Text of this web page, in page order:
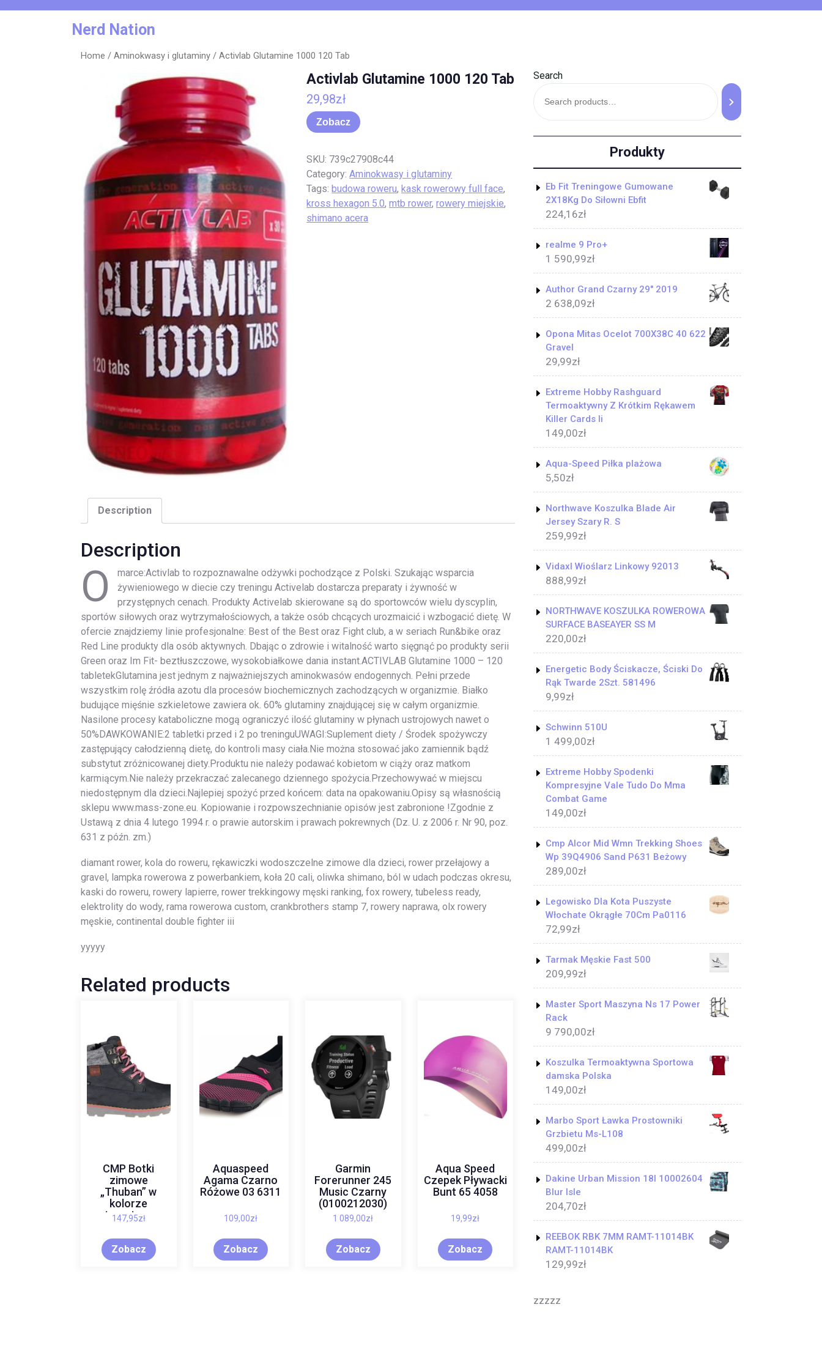
Nerd Nation
Home / Aminokwasy i glutaminy / Activlab Glutamine 1000 120 Tab
Activlab Glutamine 1000 120 Tab
29,98zł
Zobacz
SKU: 739c27908c44
Category:Aminokwasy i glutaminy
Tags: budowa roweru, kask rowerowy full face,
kross hexagon 5.0,mtb rower,rowery miejskie,
shimano acera
Description
Description
O
marce:Activlab to rozpoznawalne odżywki pochodzące z Polski. Szukając wsparcia
żywieniowego w diecie czy treningu Activelab dostarcza preparaty i żywność w
przystępnych cenach. Produkty Activelab skierowane są do sportowców wielu dyscyplin,
sportów siłowych oraz wytrzymałościowych, a także osób chcących urozmaicić i wzbogacić dietę. W
ofercie znajdziemy linie profesjonalne: Best of the Best oraz Fight club, a w seriach Run&bike oraz
Red Line produkty dla osób aktywnych. Dbając o zdrowie i witalność warto sięgnąć po produkty serii
Green oraz Im Fit- beztłuszczowe, wysokobiałkowe dania instant.ACTIVLAB Glutamine 1000 – 120
tabletekGlutamina jest jednym z najważniejszych aminokwasów endogennych. Pełni przede
wszystkim rolę źródła azotu dla procesów biochemicznych zachodzących w organizmie. Białko
budujące mięśnie szkieletowe zawiera ok. 60% glutaminy znajdującej się w całym organizmie.
Nasilone procesy kataboliczne mogą ograniczyć ilość glutaminy w płynach ustrojowych nawet o
50%DAWKOWANIE:2 tabletki przed i 2 po treninguUWAGI:Suplement diety / Środek spożywczy
zastępujący całodzienną dietę, do kontroli masy ciała.Nie można stosować jako zamiennik bądź
substytut zróżnicowanej diety.Produktu nie należy podawać kobietom w ciąży oraz matkom
karmiącym.Nie należy przekraczać zalecanego dziennego spożycia.Przechowywać w miejscu
niedostępnym dla dzieci.Najlepiej spożyć przed końcem: data na opakowaniu.Opisy są własnością
sklepu www.mass-zone.eu. Kopiowanie i rozpowszechnianie opisów jest zabronione !Zgodnie z
Ustawą z dnia 4 lutego 1994 r. o prawie autorskim i prawach pokrewnych (Dz. U. z 2006 r. Nr 90, poz.
631 z późn. zm.)
diamant rower, kola do roweru, rękawiczki wodoszczelne zimowe dla dzieci, rower przełajowy a
gravel, lampka rowerowa z powerbankiem, koła 20 cali, oliwka shimano, ból w udach podczas okresu,
kaski do roweru, rowery lapierre, rower trekkingowy męski ranking, fox rowery, tubeless ready,
elektrolity do wody, rama rowerowa custom, crankbrothers stamp 7, rowery naprawa, olx rowery
męskie, continental double fighter iii
yyyyy
Related products
CMP Botki
zimowe
„Thuban” w
kolorze
antracytowym
147,95zł
Zobacz
Aquaspeed
Agama Czarno
Różowe 03 6311
109,00zł
Zobacz
Garmin
Forerunner 245
Music Czarny
(0100212030)
1 089,00zł
Zobacz
Aqua Speed
Czepek Pływacki
Bunt 65 4058
19,99zł
Zobacz
Search
Produkty
Eb Fit Treningowe Gumowane
2X18Kg Do Siłowni Ebfit
224,16zł
realme 9 Pro+
1 590,99zł
Author Grand Czarny 29" 2019
2 638,09zł
Opona Mitas Ocelot 700X38C 40 622
Gravel
29,99zł
Extreme Hobby Rashguard
Termoaktywny Z Krótkim Rękawem
Killer Cards Ii
149,00zł
Aqua-Speed Piłka plażowa
5,50zł
Northwave Koszulka Blade Air
Jersey Szary R. S
259,99zł
Vidaxl Wioślarz Linkowy 92013
888,99zł
NORTHWAVE KOSZULKA ROWEROWA
SURFACE BASEAYER SS M
220,00zł
Energetic Body Ściskacze, Ściski Do
Rąk Twarde 2Szt. 581496
9,99zł
Schwinn 510U
1 499,00zł
Extreme Hobby Spodenki
Kompresyjne Vale Tudo Do Mma
Combat Game
149,00zł
Cmp Alcor Mid Wmn Trekking Shoes
Wp 39Q4906 Sand P631 Beżowy
289,00zł
Legowisko Dla Kota Puszyste
Włochate Okrągłe 70Cm Pa0116
72,99zł
Tarmak Męskie Fast 500
209,99zł
Master Sport Maszyna Ns 17 Power
Rack
9 790,00zł
Koszulka Termoaktywna Sportowa
damska Polska
149,00zł
Marbo Sport Ławka Prostowniki
Grzbietu Ms-L108
499,00zł
Dakine Urban Mission 18l 10002604
Blur Isle
204,70zł
REEBOK RBK 7MM RAMT-11014BK
RAMT-11014BK
129,99zł
zzzzz